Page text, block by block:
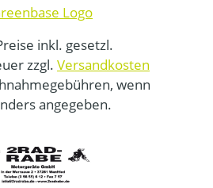
inkl. gesetzl.
zzgl. Versandkosten
wenn
angegeben.